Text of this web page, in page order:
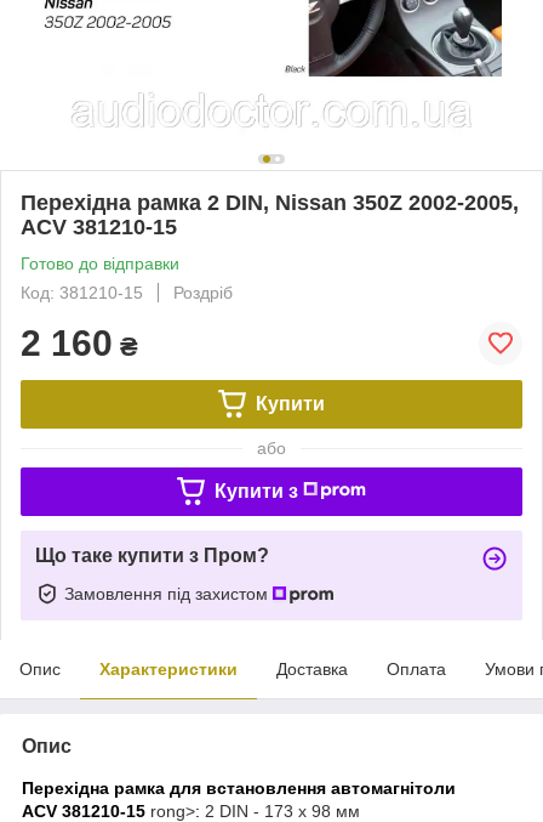
Перехідна рамка 2 DIN, Nissan 350Z 2002-2005,
ACV 381210-15
Готово до відправки
Код: 381210-15
Роздріб
2 160 ₴
Купити
або
Купити з
Що таке купити з Пром?
Замовлення під захистом
Опис Характеристики Доставка Оплата Умови
Опис
Перехідна рамка для встановлення автомагнітоли
ACV 381210-15 rong>: 2 DIN - 173 x 98 мм